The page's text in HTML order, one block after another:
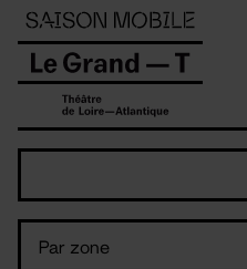
Panneau de gestion des cookies